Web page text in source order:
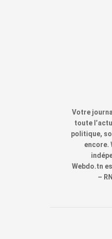
Votre
toute
politique,
encore.
Webdo.tn
–